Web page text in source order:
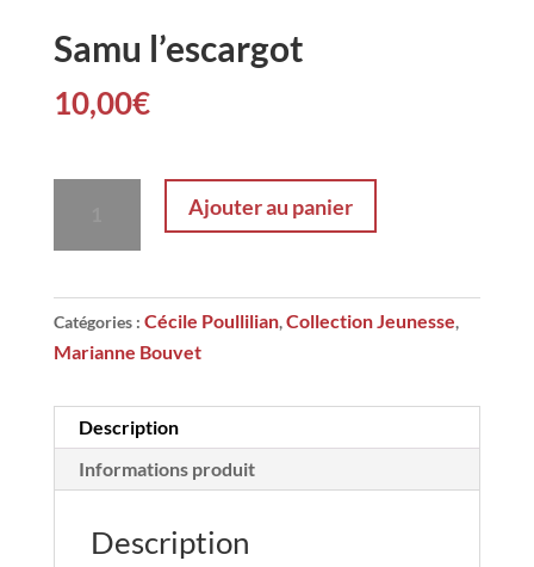
Samu l’escargot
10,00€
Samu
Ajouter au panier
Catégories : Cécile Poullilian,Collection Jeunesse,
Marianne Bouvet
Description
Informations produit
Description